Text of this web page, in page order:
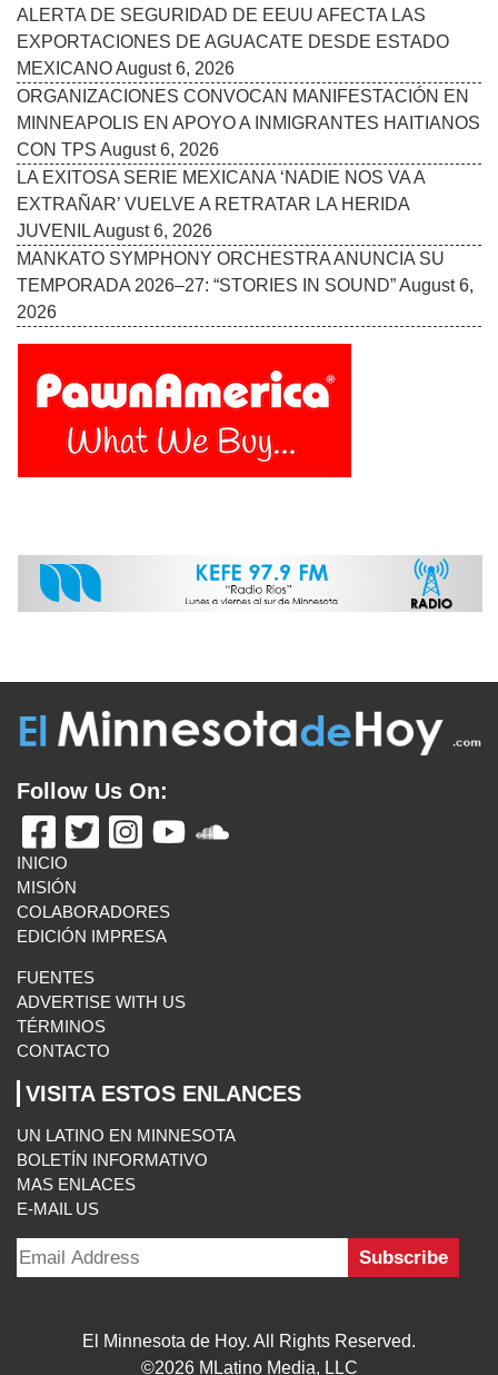
ALERTA DE SEGURIDAD DE EEUU AFECTA LAS
EXPORTACIONES DE AGUACATE DESDE ESTADO
MEXICANOAugust 6, 2026
ORGANIZACIONES CONVOCAN MANIFESTACIÓN EN
MINNEAPOLIS EN APOYO A INMIGRANTES HAITIANOS
CON TPS August 6, 2026
LA EXITOSA SERIE MEXICANA ‘NADIE NOS VA A
EXTRAÑAR’ VUELVE A RETRATAR LA HERIDA
JUVENILAugust 6, 2026
MANKATO SYMPHONY ORCHESTRA ANUNCIA SU
TEMPORADA 2026–27: “STORIES IN SOUND”August 6,
2026
Follow Us On:
INICIO
MISIÓN
COLABORADORES
EDICIÓN IMPRESA
FUENTES
ADVERTISE WITH US
TÉRMINOS
CONTACTO
VISITA ESTOS ENLANCES
UN LATINO EN MINNESOTA
BOLETÍN INFORMATIVO
MAS ENLACES
E-MAIL US
El Minnesota de Hoy. All Rights Reserved.
©2026 MLatino Media, LLC